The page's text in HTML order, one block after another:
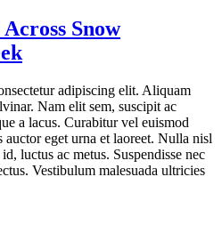
Snow
adipiscing elit. Aliquam
Nam elit sem, suscipit ac
a lacus. Curabitur vel euismod
eget urna et laoreet. Nulla nisl
luctus ac metus. Suspendisse nec
Vestibulum malesuada ultricies